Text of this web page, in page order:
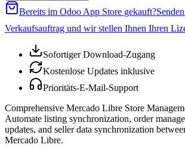
Bereits im Odoo App Store gekauft?
Verkaufsauftrag und wir stellen Ihnen Ihren
Sofortiger Download-Zugang
Kostenlose Updates inklusive
Prioritäts-E-Mail-Support
Comprehensive Mercado Libre Store
Automate listing synchronization, order
updates, and seller data synchronization
Mercado Libre.